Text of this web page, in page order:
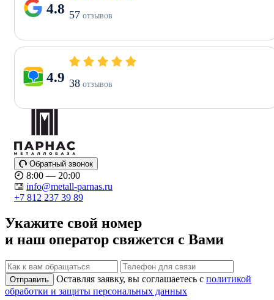
4.8 57 отзывов
4.9 38 отзывов
Обратный звонок
8:00 — 20:00
info@metall-parnas.ru
+7 812 237 39 89
Укажите свой номер
и наш оператор свяжется с Вами
Отправить Оставляя заявку, вы соглашаетесь с политикой
обработки и защиты персональных данных